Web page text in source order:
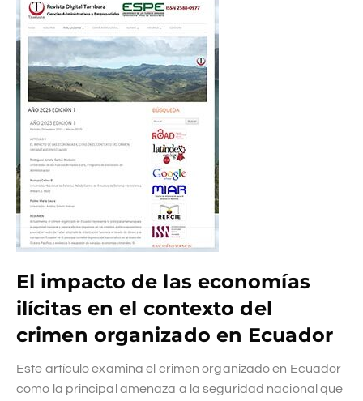
El impacto de las economías
ilícitas en el contexto del
crimen organizado en Ecuador
Este artículo examina el crimen organizado en Ecuador
como la principal amenaza a la seguridad nacional que